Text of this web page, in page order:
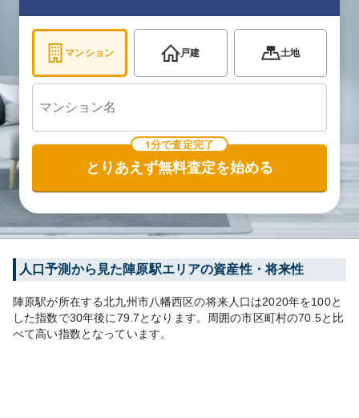
マンション 戸建 土地
1分で査定完了
とりあえず無料査定を始める
人口予測から見た陣原駅エリアの資産性・将来性
陣原駅が所在する北九州市八幡西区の将来人口は2020年を100と
した指数で30年後に79.7となります。 周囲の市区町村の70.5と比
べて高い指数となっています。